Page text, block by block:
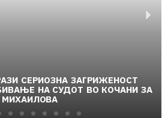
СЕРИОЗНА ЗАГРИЖЕНОСТ
НА СУДОТ ВО КОЧАНИ ЗА